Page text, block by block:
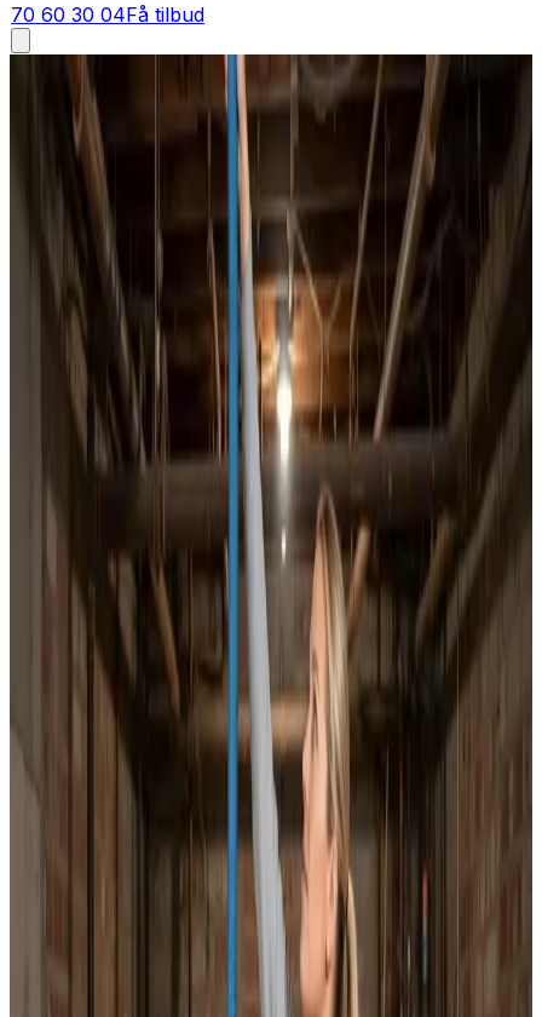
70 60 30 04Få tilbud
Ventilationsrens i Grenaa
Ventilationsrens i Grenaa
Vi renser ventilationsanlæg fra bund til top i Grenaa.
Tilstoppede kanaler, snavsede ventiler og fyldte filtre
fjernes grundigt, så du får frisk, filtreret luft og et anlæg,
der yder optimalt igen.
Dokumenteret ventilationsrens